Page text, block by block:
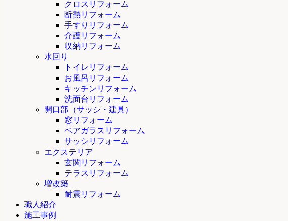
クロスリフォーム
断熱リフォーム
手すりリフォーム
介護リフォーム
収納リフォーム
水回り
トイレリフォーム
お風呂リフォーム
キッチンリフォーム
洗面台リフォーム
開口部（サッシ・建具）
窓リフォーム
ペアガラスリフォーム
サッシリフォーム
エクステリア
玄関リフォーム
テラスリフォーム
増改築
耐震リフォーム
職人紹介
施工事例